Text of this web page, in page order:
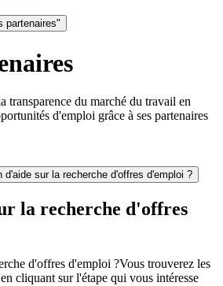
partenaires"
transparence du marché du travail en
d'emploi grâce à ses partenaires
d'aide sur la recherche d'offres d'emploi ?
la recherche d'offres
d'offres d'emploi ?Vous trouverez les
cliquant sur l'étape qui vous intéresse